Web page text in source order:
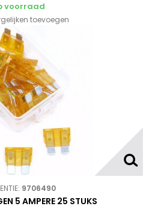
voorraad
toevoegen
9706490
5 AMPERE 25 STUKS